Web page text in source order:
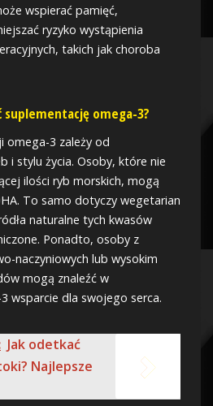
wspierać pamięć,
ryzyko wystąpienia
takich jak choroba
suplementację omega-3?
omega-3 zależy od
i stylu życia. Osoby, które nie
ilości ryb morskich, mogą
To samo dotyczy wegetarian
naturalne tych kwasów
Ponadto, osoby z
naczyniowych lub wysokim
mogą znaleźć w
wsparcie dla swojego serca.
Jak odetkać
Najlepsze